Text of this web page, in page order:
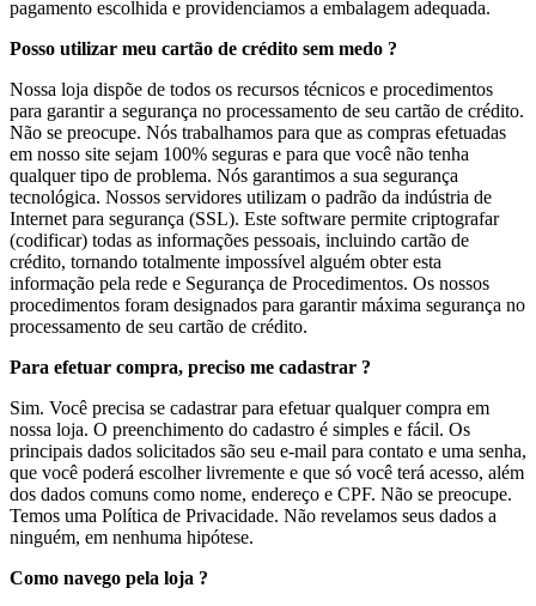
pagamento escolhida e providenciamos a embalagem adequada.
Posso utilizar meu cartão de crédito sem medo ?
Nossa loja dispõe de todos os recursos técnicos e procedimentos
para garantir a segurança no processamento de seu cartão de crédito.
Não se preocupe. Nós trabalhamos para que as compras efetuadas
em nosso site sejam 100% seguras e para que você não tenha
qualquer tipo de problema. Nós garantimos a sua segurança
tecnológica. Nossos servidores utilizam o padrão da indústria de
Internet para segurança (SSL). Este software permite criptografar
(codificar) todas as informações pessoais, incluindo cartão de
crédito, tornando totalmente impossível alguém obter esta
informação pela rede e Segurança de Procedimentos. Os nossos
procedimentos foram designados para garantir máxima segurança no
processamento de seu cartão de crédito.
Para efetuar compra, preciso me cadastrar ?
Sim. Você precisa se cadastrar para efetuar qualquer compra em
nossa loja. O preenchimento do cadastro é simples e fácil. Os
principais dados solicitados são seu e-mail para contato e uma senha,
que você poderá escolher livremente e que só você terá acesso, além
dos dados comuns como nome, endereço e CPF. Não se preocupe.
Temos uma Política de Privacidade. Não revelamos seus dados a
ninguém, em nenhuma hipótese.
Como navego pela loja ?